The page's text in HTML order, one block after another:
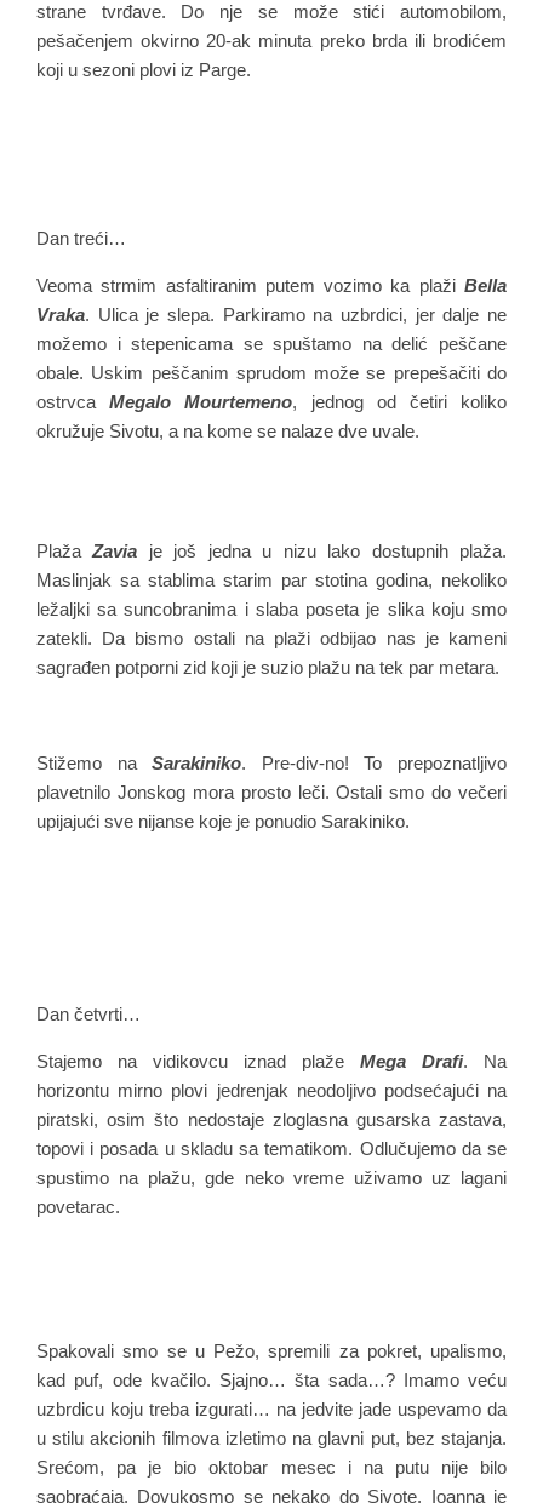
strane tvrđave. Do nje se može stići automobilom,
pešačenjem okvirno 20-ak minuta preko brda ili brodićem
koji u sezoni plovi iz Parge.
Dan treći…
Veoma strmim asfaltiranim putem vozimo ka plaži Bella
Vraka. Ulica je slepa. Parkiramo na uzbrdici, jer dalje ne
možemo i stepenicama se spuštamo na delić peščane
obale. Uskim peščanim sprudom može se prepešačiti do
ostrvcaMegalo Mourtemeno, jednog od četiri koliko
okružuje Sivotu, a na kome se nalaze dve uvale.
PlažaZavia je još jedna u nizu lako dostupnih plaža.
Maslinjak sa stablima starim par stotina godina, nekoliko
ležaljki sa suncobranima i slaba poseta je slika koju smo
zatekli. Da bismo ostali na plaži odbijao nas je kameni
sagrađen potporni zid koji je suzio plažu na tek par metara.
Stižemo naSarakiniko. Pre-div-no! To prepoznatljivo
plavetnilo Jonskog mora prosto leči. Ostali smo do večeri
upijajući sve nijanse koje je ponudio Sarakiniko.
Dan četvrti…
Stajemo na vidikovcu iznad plaže Mega Drafi. Na
horizontu mirno plovi jedrenjak neodoljivo podsećajući na
piratski, osim što nedostaje zloglasna gusarska zastava,
topovi i posada u skladu sa tematikom. Odlučujemo da se
spustimo na plažu, gde neko vreme uživamo uz lagani
povetarac.
Spakovali smo se u Pežo, spremili za pokret, upalismo,
kad puf, ode kvačilo. Sjajno… šta sada…? Imamo veću
uzbrdicu koju treba izgurati… na jedvite jade uspevamo da
u stilu akcionih filmova izletimo na glavni put, bez stajanja.
Srećom, pa je bio oktobar mesec i na putu nije bilo
saobraćaja. Dovukosmo se nekako do Sivote. Ioanna je